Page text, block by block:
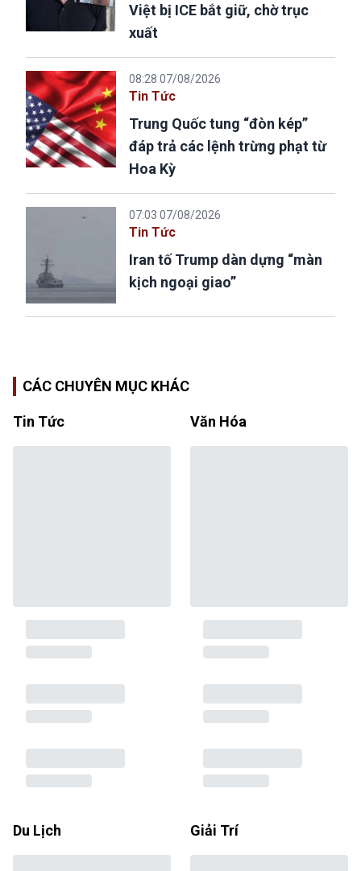
Việt bị ICE bắt giữ, chờ trục
xuất
08:28 07/08/2026
Tin Tức
Trung Quốc tung “đòn kép”
đáp trả các lệnh trừng phạt từ
Hoa Kỳ
07:03 07/08/2026
Tin Tức
Iran tố Trump dàn dựng “màn
kịch ngoại giao”
CÁC CHUYÊN MỤC KHÁC
Tin Tức Văn Hóa
Du Lịch Giải Trí